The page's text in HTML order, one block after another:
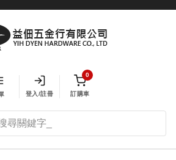
登入/註冊
0
訂購車